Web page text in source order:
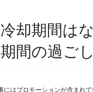
却期間は
間の過ご
はプロモーションが含まれ